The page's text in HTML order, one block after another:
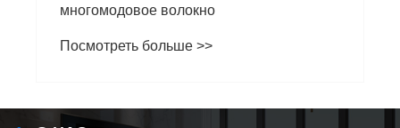
многомодовое волокно
Посмотреть больше >>